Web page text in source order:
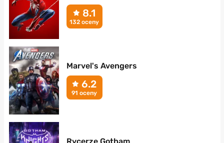
8.1
132 oceny
Marvel's Avengers
6.2
91 oceny
Rycerze Gotham